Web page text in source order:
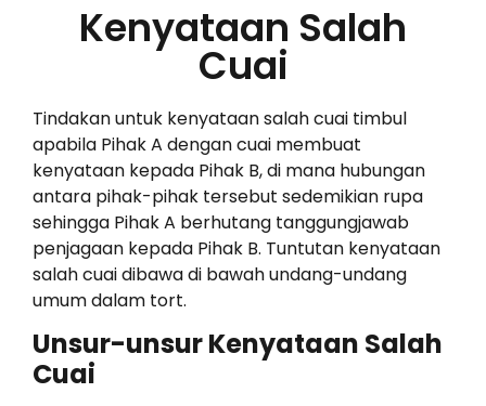
Kenyataan Salah
Cuai
Tindakan untuk kenyataan salah cuai timbul
apabila Pihak A dengan cuai membuat
kenyataan kepada Pihak B, di mana hubungan
antara pihak-pihak tersebut sedemikian rupa
sehingga Pihak A berhutang tanggungjawab
penjagaan kepada Pihak B. Tuntutan kenyataan
salah cuai dibawa di bawah undang-undang
umum dalam tort.
Unsur-unsur Kenyataan Salah
Cuai